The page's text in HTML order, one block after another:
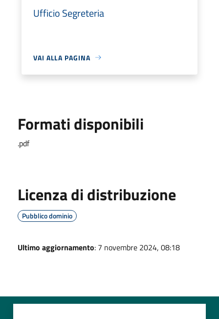
Ufficio Segreteria
VAI ALLA PAGINA
Formati disponibili
.pdf
Licenza di distribuzione
Pubblico dominio
Ultimo aggiornamento: 7 novembre 2024, 08:18